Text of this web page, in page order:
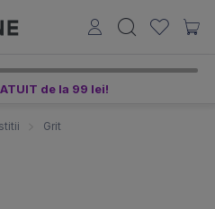
de la 99 lei!
Grit